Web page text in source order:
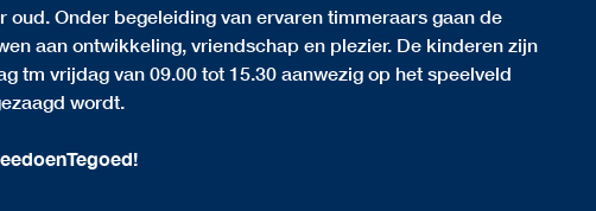
oud. Onder begeleiding van ervaren timmeraars gaan de
aan ontwikkeling, vriendschap en plezier. De kinderen zijn
tm vrijdag van 09.00 tot 15.30 aanwezig op het speelveld
wordt.